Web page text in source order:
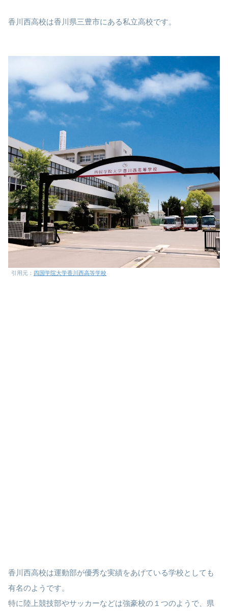
香川西高校は香川県三豊市にある私立高校です。
引用元： 四国学院大学香川西高等学校
香川西高校は運動部が優秀な実績をあげている学校としても
有名のようです。
特に陸上競技部やサッカーなどは強豪校の１つのようで、県